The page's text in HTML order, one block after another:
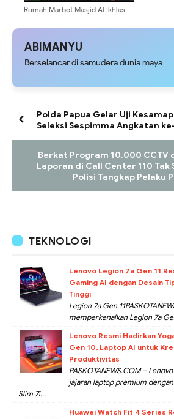
Rumah Marbot Masjid Al Ikhlas
ABIMANYU
Berselancar di samudera dunia maya
Polda Papua Gelar Uji
Seleksi Sespimma Angkatan
Berkat Program 10.000 CCTV
Laporan di Call Center 110 Tak
Polisi Tangkap Pelaku
TEKNOLOGI
Lenovo Legion 7a Gen 11
Gaming AI dengan Desain
Tinggi
Legion 7a Gen
memperkenalkan Legion 7a
Lenovo Resmi Hadirkan
Gen 10, Laptop AI untuk
Produktivitas
PASKOTANEWS.COM –
jajaran laptop premium
Slim 7i...
Huawei Watch Fit 4 Series